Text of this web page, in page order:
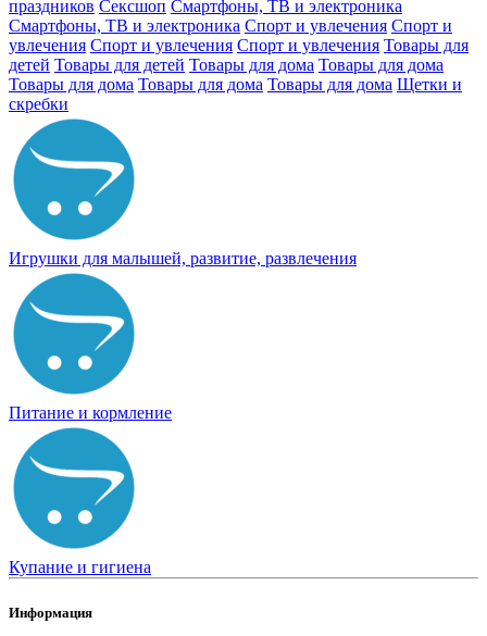
праздников Сексшоп Смартфоны, ТВ и электроника
Смартфоны, ТВ и электроника Спорт и увлечения Спорт и
увлечения Спорт и увлечения Спорт и увлечения Товары для
детей Товары для детей Товары для дома Товары для дома
Товары для дома Товары для дома Товары для дома Щетки и
скребки
Игрушки для малышей, развитие, развлечения
Питание и кормление
Купание и гигиена
Информация